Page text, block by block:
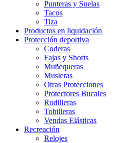
Punteras y Suelas
Tacos
Tiza
Productos en liquidación
Protección deportiva
Coderas
Fajas y Shorts
Muñequeras
Musleras
Otras Protecciones
Protectores Bucales
Rodilleras
Tobilleras
Vendas Elásticas
Recreación
Relojes